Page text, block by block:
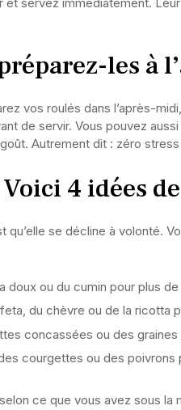
les à
vos roulés dans l’après-midi,
de servir. Vous pouvez
goût. Autrement dit : zéro
4 idées
se décline à volonté.
doux ou du cumin pour plus
du chèvre ou de la ricotta
concassées ou des graines
courgettes ou des poivrons
ce que vous avez sous la